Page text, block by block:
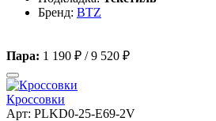
Бренд: BTZ
Пара: 1 190 ₽ /9 520 ₽
Кроссовки
Арт: PLKD0-25-E69-2V